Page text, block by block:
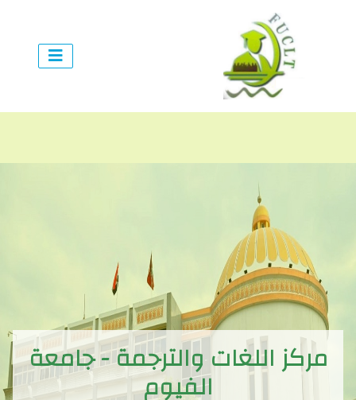
مركز اللغات والترجمة - جامعة
الفيوم